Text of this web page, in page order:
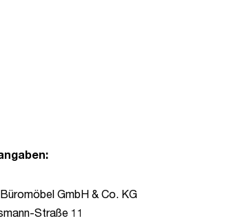
GmbH & Co. KG
Straße 11